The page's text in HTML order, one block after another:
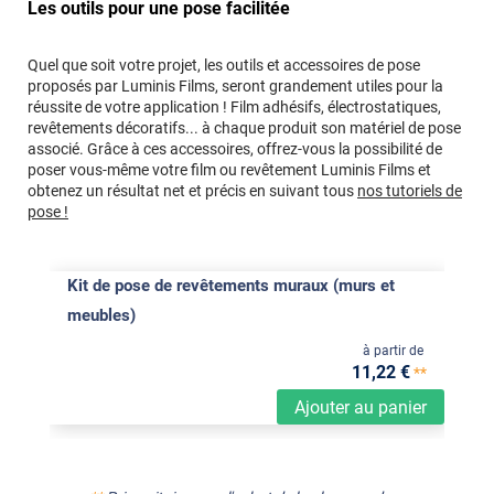
Les outils pour une pose facilitée
Quel que soit votre projet, les outils et accessoires de pose
proposés par Luminis Films, seront grandement utiles pour la
réussite de votre application ! Film adhésifs, électrostatiques,
revêtements décoratifs... à chaque produit son matériel de pose
associé. Grâce à ces accessoires, offrez-vous la possibilité de
poser vous-même votre film ou revêtement Luminis Films et
obtenez un résultat net et précis en suivant tous nos tutoriels de
pose !
Kit de pose de revêtements muraux (murs et
meubles)
Ajouter au panier
à partir de
11,22 €**